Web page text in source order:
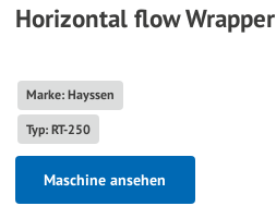
Horizontal flow Wrapper
Marke: Hayssen
Typ: RT-250
Maschine ansehen